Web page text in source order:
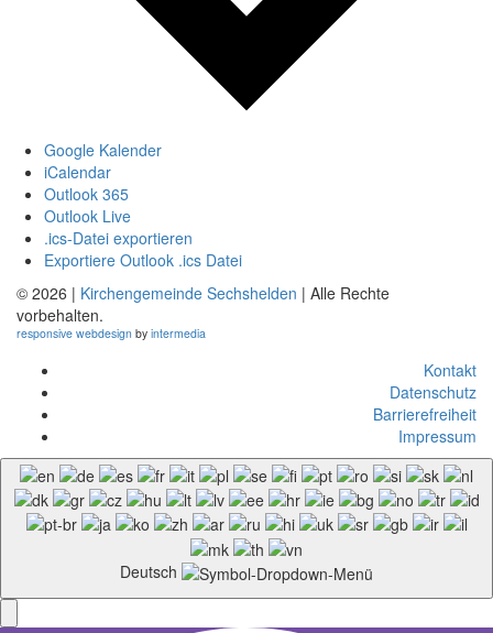
Google Kalender
iCalendar
Outlook 365
Outlook Live
.ics-Datei exportieren
Exportiere Outlook .ics Datei
© 2026 | Kirchengemeinde Sechshelden | Alle Rechte
vorbehalten.
responsive webdesign by intermedia
Kontakt
Datenschutz
Barrierefreiheit
Impressum
Deutsch